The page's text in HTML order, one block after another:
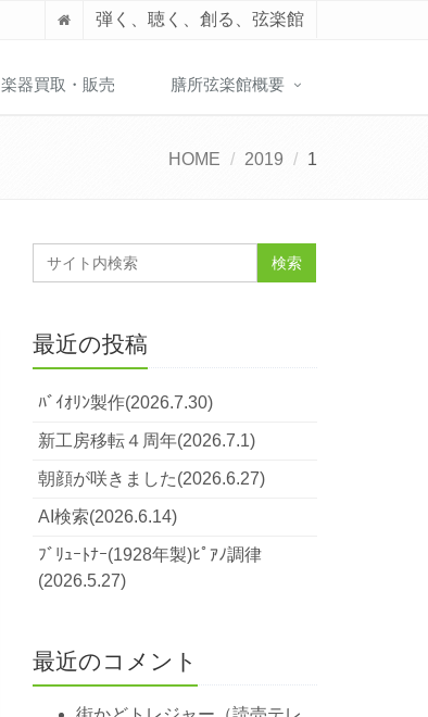
弾く、聴く、創る、弦楽館
楽器買取・販売 膳所弦楽館概要
HOME 2019 1
最近の投稿
ﾊﾞｲｵﾘﾝ製作(2026.7.30)
新工房移転４周年(2026.7.1)
朝顔が咲きました(2026.6.27)
AI検索(2026.6.14)
ﾌﾞﾘｭｰﾄﾅｰ(1928年製)ﾋﾟｱﾉ調律
(2026.5.27)
最近のコメント